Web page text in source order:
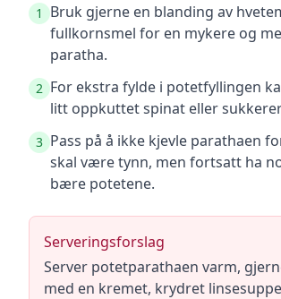
1
Bruk gjerne en blanding av
fullkornsmel for en mykere og
paratha.
2 For ekstra fylde i potetfyllingen
litt oppkuttet spinat eller
3 Pass på å ikke kjevle parathaen
skal være tynn, men fortsatt ha
bære potetene.
Serveringsforslag
Server potetparathaen varm,
med en kremet, krydret